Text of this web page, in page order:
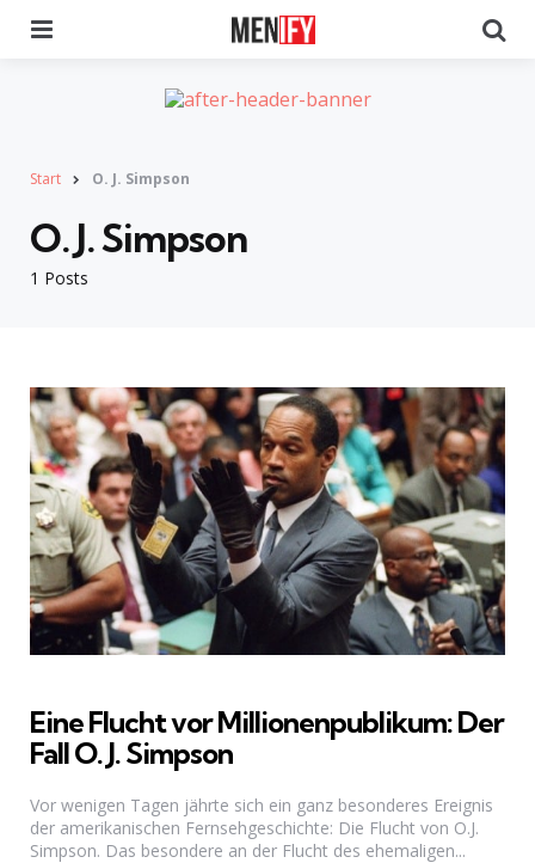
Start O. J. Simpson
1 Posts
O. J. Simpson
Eine Flucht vor Millionenpublikum: Der
Fall O. J. Simpson
Vor wenigen Tagen jährte sich ein ganz besonderes Ereignis
der amerikanischen Fernsehgeschichte: Die Flucht von O.J.
Simpson. Das besondere an der Flucht des ehemaligen...